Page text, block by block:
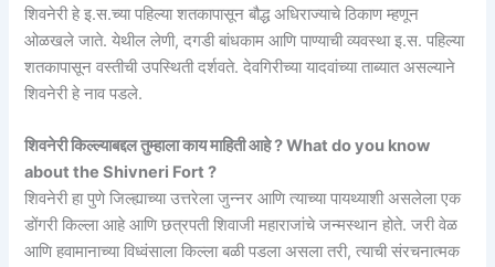
शिवनेरी हे इ.स.च्या पहिल्या शतकापासून बौद्ध अधिराज्याचे ठिकाण म्हणून
ओळखले जाते. येथील लेणी, दगडी बांधकाम आणि पाण्याची व्यवस्था इ.स. पहिल्या
शतकापासून वस्तीची उपस्थिती दर्शवते. देवगिरीच्या यादवांच्या ताब्यात असल्याने
शिवनेरी हे नाव पडले.
शिवनेरी किल्ल्याबद्दल तुम्हाला काय माहिती आहे ? What do you know
about the Shivneri Fort ?
शिवनेरी हा पुणे जिल्ह्याच्या उत्तरेला जुन्नर आणि त्याच्या पायथ्याशी असलेला एक
डोंगरी किल्ला आहे आणि छत्रपती शिवाजी महाराजांचे जन्मस्थान होते. जरी वेळ
आणि हवामानाच्या विध्वंसाला किल्ला बळी पडला असला तरी, त्याची संरचनात्मक